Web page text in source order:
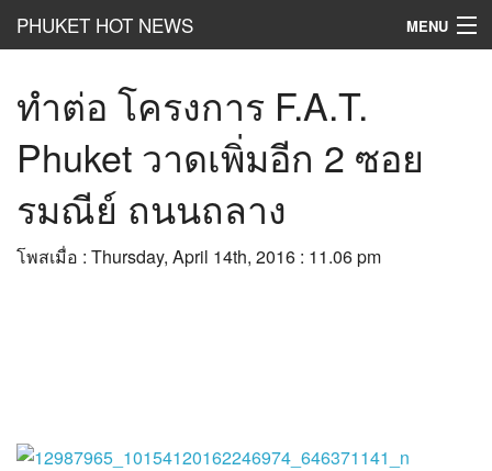
PHUKET HOT NEWS MENU
HotClip
Hot List
Hot Gossip
HotBusiness
อยากบอกอยากเล่า
ทำต่อ โครงการ F.A.T.
Phuket วาดเพิ่มอีก 2 ซอย
รมณีย์ ถนนถลาง
โพสเมื่อ : Thursday, April 14th, 2016 : 11.06 pm